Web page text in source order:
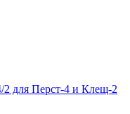
для Перст-4 и Клещ-2